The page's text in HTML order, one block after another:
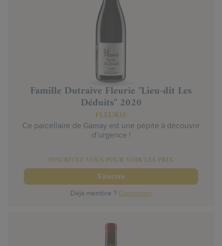
Famille Dutraive Fleurie "Lieu-dit Les
Déduits" 2020
FLEURIE
Ce parcellaire de Gamay est une pépite à découvrir
d’urgence !
INSCRIVEZ-VOUS POUR VOIR LES PRIX
S'inscrire
Déjà membre ? Connexion